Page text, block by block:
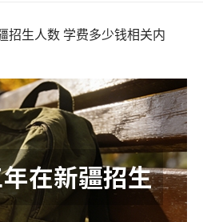
招生人数 学费多少钱相关内